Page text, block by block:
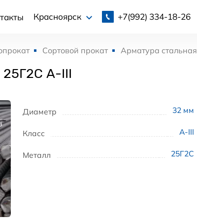
Красноярск +7(992) 334-18-26
Сортовой прокат Арматура стальная
25Г2С А-III
Диаметр 32 мм
Класс А-III
Металл 25Г2С